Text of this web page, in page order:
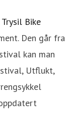
Trysil Bike
Den går fra
kan man
Utflukt,